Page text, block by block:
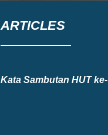
ARTICLES
Kata Sambutan HUT